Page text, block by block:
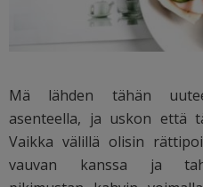
Mä lähden tähän
asenteella, ja uskon että
Vaikka välillä olisin
vauvan kanssa ja